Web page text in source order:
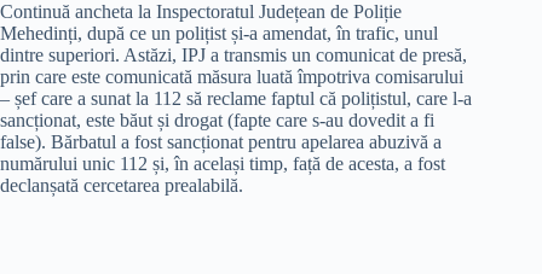
Continuă ancheta la Inspectoratul Județean de Poliție
Mehedinți, după ce un polițist și-a amendat, în trafic, unul
dintre superiori. Astăzi, IPJ a transmis un comunicat de presă,
prin care este comunicată măsura luată împotriva comisarului
– șef care a sunat la 112 să reclame faptul că polițistul, care l-a
sancționat, este băut și drogat (fapte care s-au dovedit a fi
false). Bărbatul a fost sancționat pentru apelarea abuzivă a
numărului unic 112 și, în același timp, față de acesta, a fost
declanșată cercetarea prealabilă.